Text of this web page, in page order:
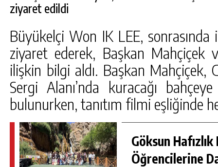
ziyaret edildi
Büyükelçi Won IK LEE, sonrasında
ziyaret ederek, Başkan Mahçiçek
ilişkin bilgi aldı. Başkan Mahçiçek,
Sergi Alanı’nda kuracağı
bulunurken, tanıtım filmi eşliğinde
Göksun Hafızlık
Öğrencilerine